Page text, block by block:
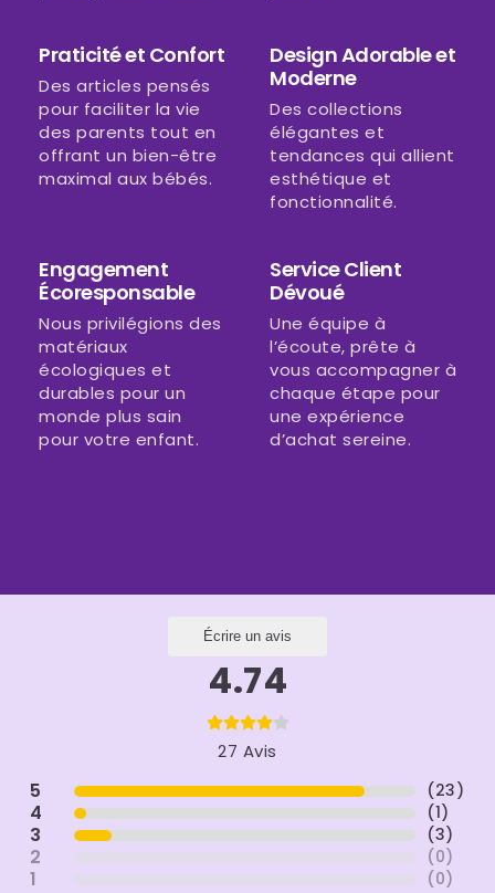
Praticité et Confort
Des articles pensés
pour faciliter la vie
des parents tout en
offrant un bien-être
maximal aux bébés.
Design Adorable et
Moderne
Des collections
élégantes et
tendances qui allient
esthétique et
fonctionnalité.
Engagement
Écoresponsable
Nous privilégions des
matériaux
écologiques et
durables pour un
monde plus sain
pour votre enfant.
Service Client
Dévoué
Une équipe à
l’écoute, prête à
vous accompagner à
chaque étape pour
une expérience
d’achat sereine.
Écrire un avis
4.74
27 Avis
5 (23)
4 (1)
3 (3)
2 (0)
1 (0)